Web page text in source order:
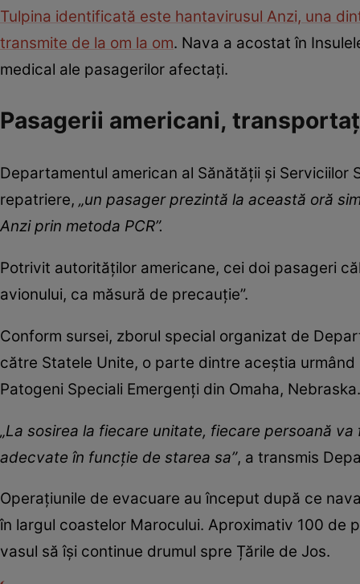
Tulpina identificată este hantavirusul Anzi, una
transmite de la om la om. Nava a acostat în
medical ale pasagerilor afectați.
Pasagerii americani,
Departamentul american al Sănătății și
repatriere, „un pasager prezintă la această oră
Anzi prin metoda PCR”.
Potrivit autorităților americane, cei doi pasageri
avionului, ca măsură de precauție”.
Conform sursei, zborul special organizat de
către Statele Unite, o parte dintre aceștia
Patogeni Speciali Emergenți din Omaha, Nebraska.
„La sosirea la fiecare unitate, fiecare persoană
adecvate în funcție de starea sa”, a transmis
Operațiunile de evacuare au început după ce
în largul coastelor Marocului. Aproximativ 100 de
vasul să își continue drumul spre Țările de Jos.